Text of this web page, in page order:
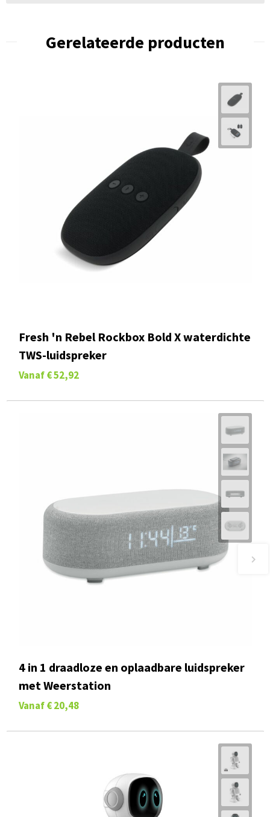
Gerelateerde producten
Fresh 'n Rebel Rockbox Bold X waterdichte
TWS-luidspreker
Vanaf € 52,92
4 in 1 draadloze en oplaadbare luidspreker
met Weerstation
Vanaf € 20,48